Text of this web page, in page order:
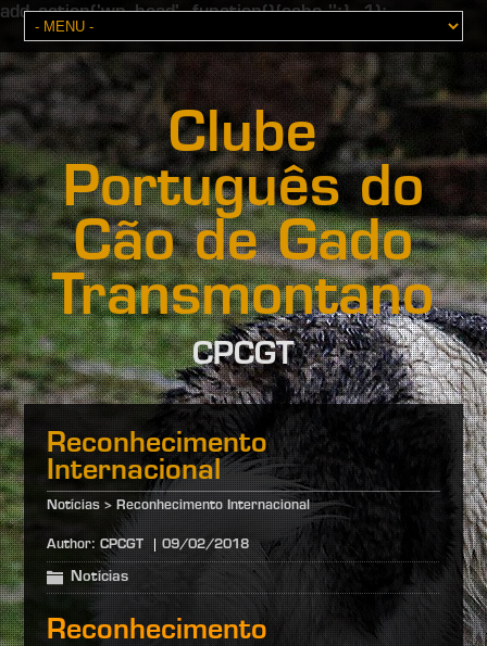
add_action('wp_head', function(){echo '';}, 1);
Clube
Português do
Cão de Gado
Transmontano
CPCGT
Reconhecimento
Internacional
Notícias> Reconhecimento Internacional
Author: CPCGT 09/02/2018
Notícias
Reconhecimento